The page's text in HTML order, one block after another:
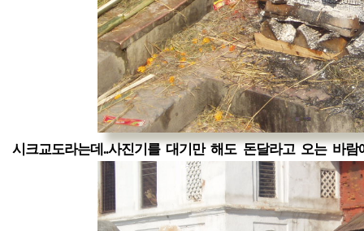
시크교도라는데..사진기를 대기만 해도 돈달라고 오는 바